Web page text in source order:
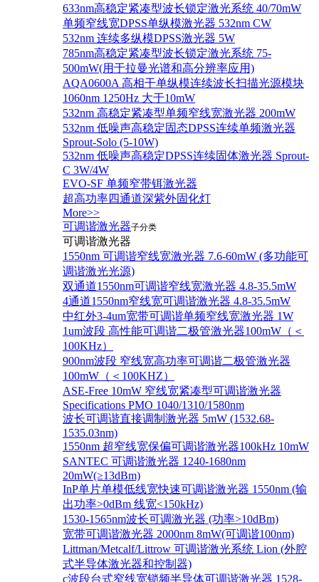
633nm高稳定紧凑型波长锁定激光系统 40/70mW
单频窄线宽DPSS单纵模激光器 532nm CW
532nm 连续多纵模DPSS激光器 5W
785nm高稳定紧凑型波长锁定激光系统 75-
500mW(用于拉曼光谱和高分辨率应用)
AQA0600A 高相干单纵模连续波长扫描光源模块
1060nm 1250Hz 大于10mW
532nm 高稳定紧凑型单频窄线宽激光器 200mW
532nm 低噪声高稳定固态DPSS连续单频激光器
Sprout‐Solo (5-10W)
532nm 低噪声高稳定DPSS连续固体激光器 Sprout-
C 3W/4W
EVO-SF 单频窄带铒激光器
超高功率四通道深紫外固化灯
More>>
可调谐激光器子分类
可调谐激光器
1550nm 可调谐窄线宽激光器 7.6-60mW (多功能可
调谐激光光源)
双通道1550nm可调谐窄线宽激光器 4.8-35.5mW
4通道1550nm窄线宽可调谐激光器 4.8-35.5mW
中红外3-4um宽带可调谐单频窄线宽激光器 1W
1um波段 高性能可调谐二极管激光器100mW（＜
100KHz）
900nm波段 窄线宽高功率可调谐二极管激光器
100mW（＜100KHZ）
ASE-Free 10mW 窄线宽紧凑型可调谐激光器
Specifications PMO 1040/1310/1580nm
波长可调谐直接调制激光器 5mW (1532.68-
1535.03nm)
1550nm 超窄线宽保偏可调谐激光器100kHz 10mW
SANTEC 可调谐激光器 1240-1680nm
20mW(≥13dBm)
InP单片单模低线宽快速可调谐激光器 1550nm (输
出功率>0dBm 线宽<150kHz)
1530-1565nm波长可调激光器 (功率>10dBm)
宽带可调谐激光器 2000nm 8mW(可调谐100nm)
Littman/Metcalf/Littrow 可调谐激光系统 Lion (外腔
式半导体激光器和控制器)
c波段台式窄线宽锁频半导体可调谐激光器 1528-